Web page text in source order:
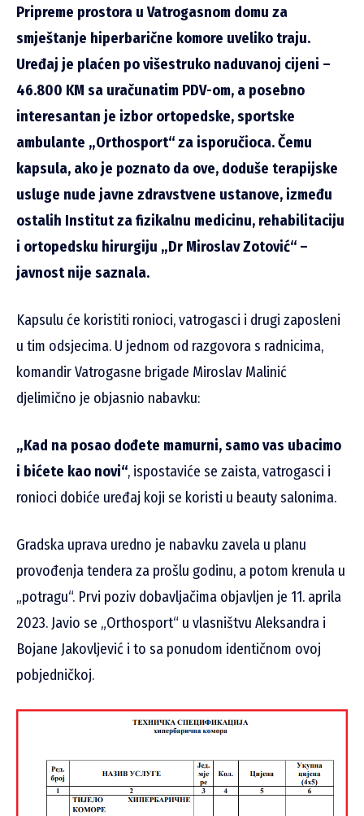
Pripreme prostora u Vatrogasnom domu za
smještanje hiperbarične komore uveliko traju.
Uređaj je plaćen po višestruko naduvanoj cijeni –
46.800 KM sa uračunatim PDV-om, a posebno
interesantan je izbor ortopedske, sportske
ambulante „Orthosport“ za isporučioca. Čemu
kapsula, ako je poznato da ove, doduše terapijske
usluge nude javne zdravstvene ustanove, između
ostalih Institut za fizikalnu medicinu, rehabilitaciju
i ortopedsku hirurgiju „Dr Miroslav Zotović“ –
javnost nije saznala.
Kapsulu će koristiti ronioci, vatrogasci i drugi zaposleni
u tim odsjecima. U jednom od razgovora s radnicima,
komandir Vatrogasne brigade Miroslav Malinić
djelimično je objasnio nabavku:
„Kad na posao dođete mamurni, samo vas ubacimo
i bićete kao novi“, ispostaviće se zaista, vatrogasci i
ronioci dobiće uređaj koji se koristi u beauty salonima.
Gradska uprava uredno je nabavku zavela u planu
provođenja tendera za prošlu godinu, a potom krenula u
„potragu“. Prvi poziv dobavljačima objavljen je 11. aprila
2023. Javio se „Orthosport“ u vlasništvu Aleksandra i
Bojane Jakovljević i to sa ponudom identičnom ovoj
pobjedničkoj.